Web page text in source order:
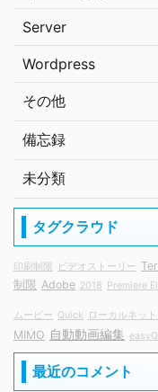
Server
Wordpress
その他
備忘録
未分類
タグクラウド
印刷制限 ビデオストーリー
制限 Adobe 2018 Premiere
ムービー Quick ローカルネッ
MIMO 自動動画編集
最近のコメント